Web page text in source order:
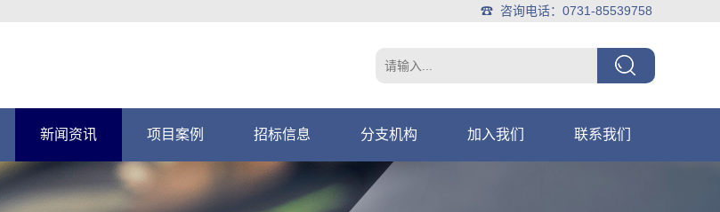
☎ 咨询电话：0731-85539758
新闻资讯 项目案例 招标信息 分支机构 加入我们 联系我们